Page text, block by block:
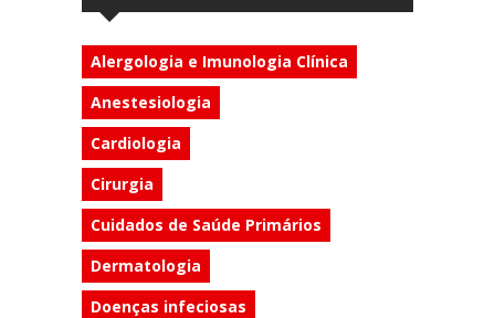
Alergologia e Imunologia Clínica
Anestesiologia
Cardiologia
Cirurgia
Cuidados de Saúde Primários
Dermatologia
Doenças infeciosas